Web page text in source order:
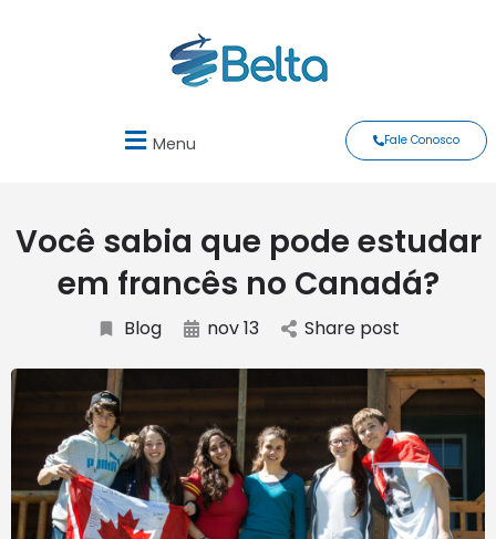
Menu Fale Conosco
Você sabia que pode estudar
em francês no Canadá?
Blog nov 13 Share post